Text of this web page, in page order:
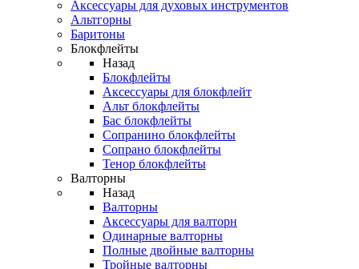
Аксессуары для духовых инструментов
Альтгорны
Баритоны
Блокфлейты
Назад
Блокфлейты
Аксессуары для блокфлейт
Альт блокфлейты
Бас блокфлейты
Сопранино блокфлейты
Сопрано блокфлейты
Тенор блокфлейты
Валторны
Назад
Валторны
Аксессуары для валторн
Одинарные валторны
Полные двойные валторны
Тройные валторны